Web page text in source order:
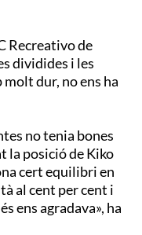
Recreativo de
dividides i les
molt dur, no ens ha
no tenia bones
la posició de Kiko
cert equilibri en
al cent per cent i
ens agradava», ha